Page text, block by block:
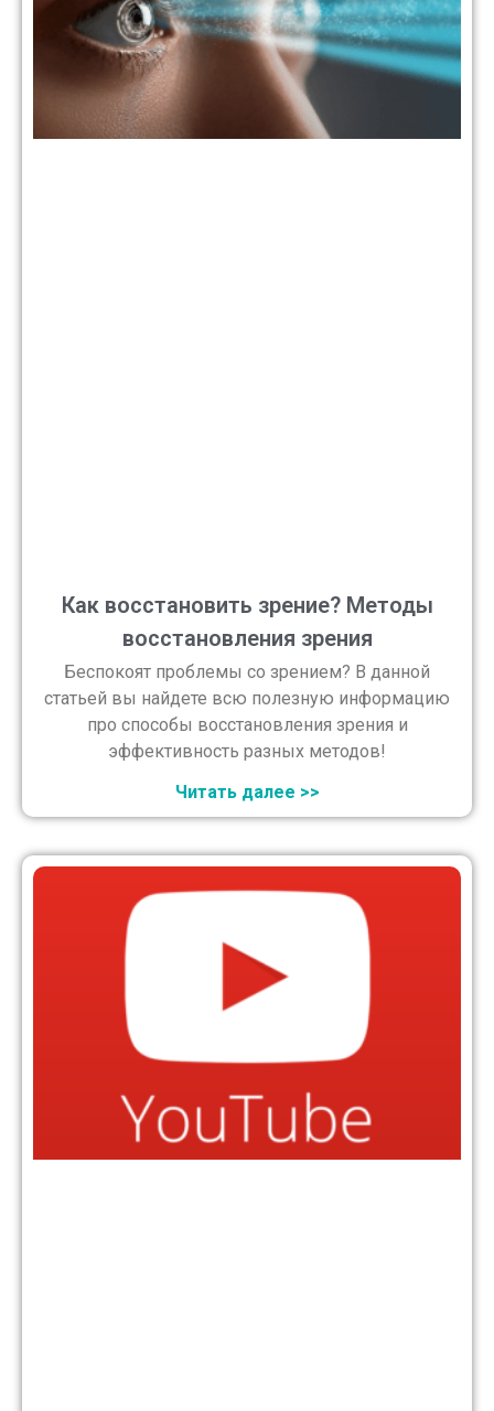
Как восстановить зрение? Методы
восстановления зрения
Беспокоят проблемы со зрением? В данной
статьей вы найдете всю полезную информацию
про способы восстановления зрения и
эффективность разных методов!
Читать далее >>